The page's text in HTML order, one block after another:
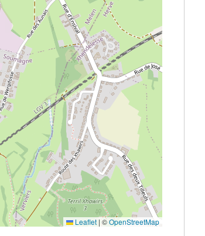
Leaflet | ©OpenStreetMap